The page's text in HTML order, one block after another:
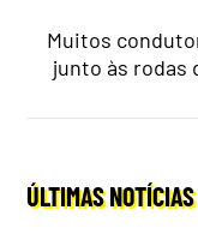
Muitos
junto às rodas
ÚLTIMAS NOTÍCIAS